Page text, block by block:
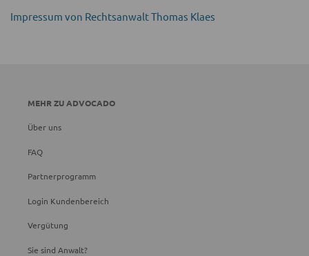
Impressum von Rechtsanwalt Thomas Klaes
MEHR ZU ADVOCADO
Über uns
FAQ
Partnerprogramm
Login Kundenbereich
Vergütung
Sie sind Anwalt?